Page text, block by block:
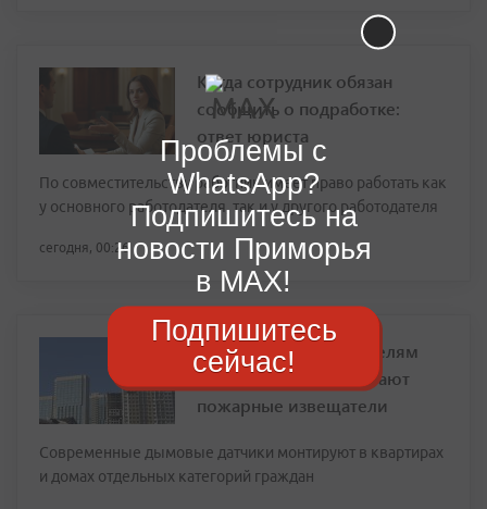
Когда сотрудник обязан
сообщить о подработке:
ответ юриста
По совместительству работник имеет право работать как
у основного работодателя, так и у другого работодателя
сегодня, 00:26
Во Владивостоке жителям
бесплатно устанавливают
пожарные извещатели
Современные дымовые датчики монтируют в квартирах
и домах отдельных категорий граждан
Проблемы с
WhatsApp?
Подпишитесь на
новости Приморья
в MAX!
Подпишитесь
сейчас!